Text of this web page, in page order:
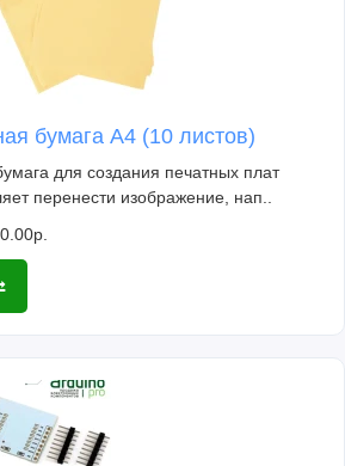
бумага А4 (10 листов)
для создания печатных плат
перенести изображение, нап..